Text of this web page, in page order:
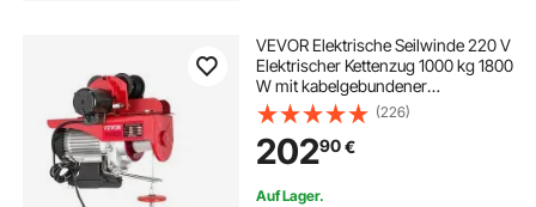
VEVOR Elektrische Seilwinde 220 V
Elektrischer Kettenzug 1000 kg 1800
W mit kabelgebundener
Fernbedienung 1,4 m Elektrische
Winde für Werkstatt, Garage, Lager,
Industrie, Heben schwerer Lasten
(226)
20290€
Auf Lager.